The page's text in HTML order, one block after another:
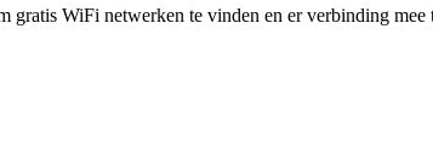
WiFi netwerken te vinden en er verbinding